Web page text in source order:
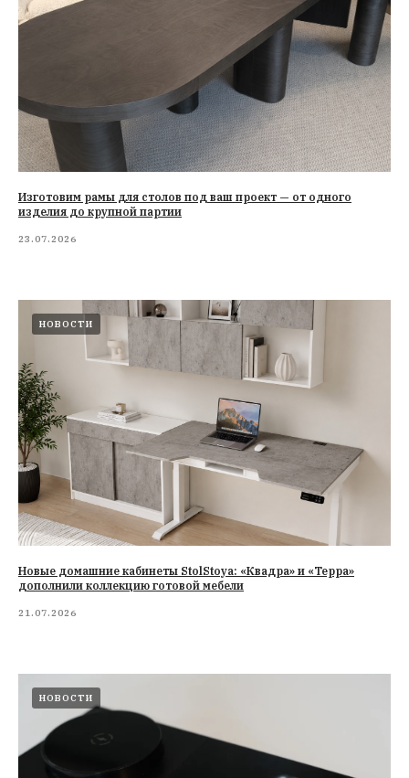
Изготовим рамы для столов под ваш проект — от одного
изделия до крупной партии
23.07.2026
НОВОСТИ
Новые домашние кабинеты StolStoya: «Квадра» и «Терра»
дополнили коллекцию готовой мебели
21.07.2026
НОВОСТИ